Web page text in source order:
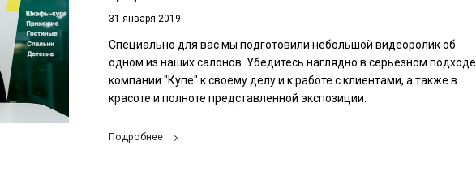
31 января 2019
Специально для вас мы подготовили небольшой видеоролик об
одном из наших салонов. Убедитесь наглядно в серьёзном подходе
компании "Купе" к своему делу и к работе с клиентами, а также в
красоте и полноте представленной экспозиции.
Подробнее